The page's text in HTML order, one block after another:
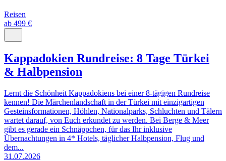
Reisen
ab 499 €
Kappadokien Rundreise: 8 Tage Türkei
& Halbpension
Lernt die Schönheit Kappadokiens bei einer 8-tägigen Rundreise
kennen! Die Märchenlandschaft in der Türkei mit einzigartigen
Gesteinsformationen, Höhlen, Nationalparks, Schluchten und Tälern
wartet darauf, von Euch erkundet zu werden. Bei Berge & Meer
gibt es gerade ein Schnäppchen, für das Ihr inklusive
Übernachtungen in 4* Hotels, täglicher Halbpension, Flug und
dem...
31.07.2026